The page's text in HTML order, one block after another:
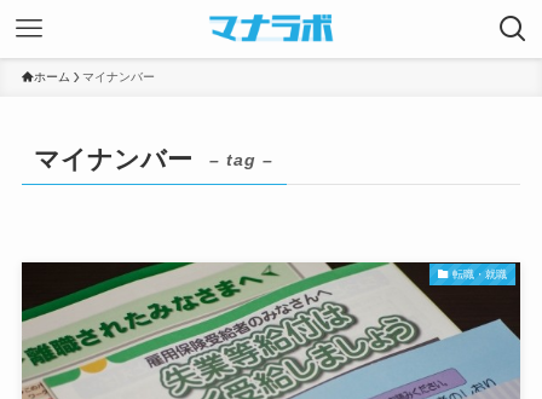
ホーム マイナンバー
マイナンバー – tag –
転職・就職